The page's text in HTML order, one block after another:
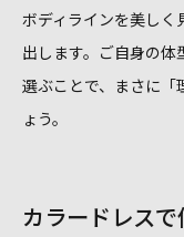
ボディラインを美しく
出します。ご自身の
選ぶことで、まさに「
ょう。
カラードレス